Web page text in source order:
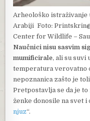
Arheološko istraživanje
ArabijiFoto:
Center for Wildlife –
Naučnici nisu sasvim
mumificirale, ali su suvi
temperatura verovatno
nepoznanica zašto je
Pretpostavlja se da je to
ženke donosile na svet i
njuz“.